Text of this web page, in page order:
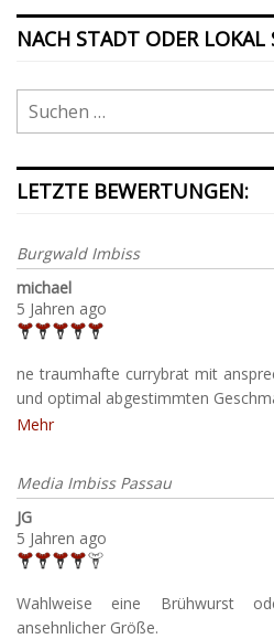
NACH STADT ODER LOKAL
LETZTE BEWERTUNGEN:
Burgwald Imbiss
michael
5 Jahren ago
ne traumhafte currybrat mit
und optimal abgestimmten
Mehr
Media Imbiss Passau
JG
5 Jahren ago
Wahlweise eine Brühwurst
ansehnlicher Größe.